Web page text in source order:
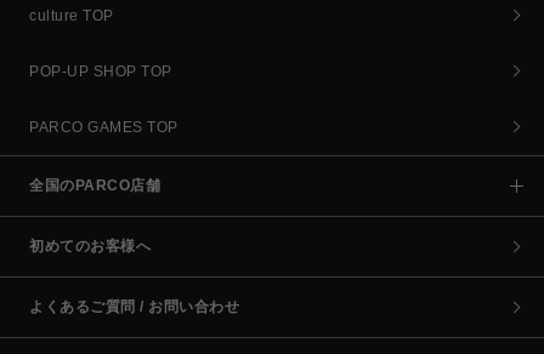
culture TOP
POP-UP SHOP TOP
PARCO GAMES TOP
全国のPARCO店舗
初めてのお客様へ
よくあるご質問 / お問い合わせ